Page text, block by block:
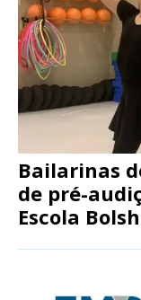
Bailarinas
de pré-
Escola